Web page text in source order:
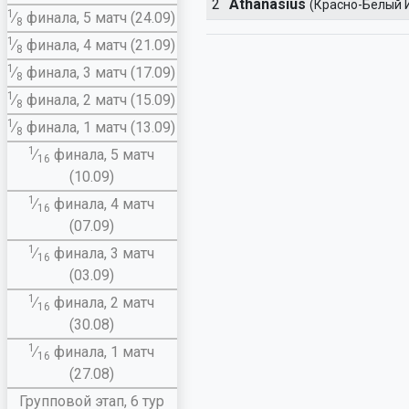
1 ∕8 финала, 5 матч (24.09)
1 ∕8 финала, 4 матч (21.09)
1 ∕8 финала, 3 матч (17.09)
1 ∕8 финала, 2 матч (15.09)
1 ∕8 финала, 1 матч (13.09)
1 ∕16 финала, 5 матч
(10.09)
1 ∕16 финала, 4 матч
(07.09)
1 ∕16 финала, 3 матч
(03.09)
1 ∕16 финала, 2 матч
(30.08)
1 ∕16 финала, 1 матч
(27.08)
Групповой этап, 6 тур
2 Athanasius (Красно-Белый